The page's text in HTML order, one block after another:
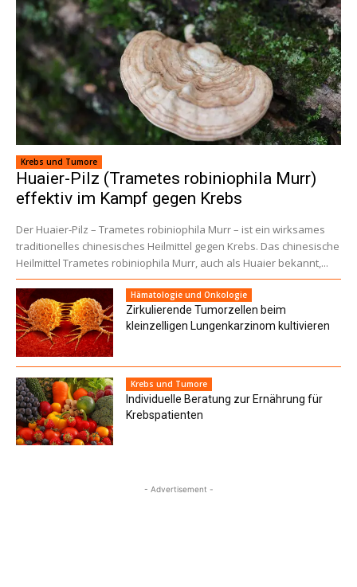
Krebs und Tumore
Huaier-Pilz (Trametes robiniophila Murr)
effektiv im Kampf gegen Krebs
Der Huaier-Pilz – Trametes robiniophila Murr – ist ein wirksames
traditionelles chinesisches Heilmittel gegen Krebs. Das chinesische
Heilmittel Trametes robiniophila Murr, auch als Huaier bekannt,...
Hämatologie und Onkologie
Zirkulierende Tumorzellen beim
kleinzelligen Lungenkarzinom kultivieren
Krebs und Tumore
Individuelle Beratung zur Ernährung für
Krebspatienten
- Advertisement -